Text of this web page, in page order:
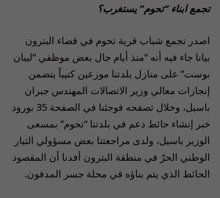
تجمع ابناء “تحوم” يستغرب؟
اصدر تجمع شباب قرية تحوم في قضاء البترون
بيانا جاء فيه أنه “منذ أيام جال بعض موظفي “ليبان
بوست” على منازل بلدتنا موزعين كتيباً يتضمن
إنجازات معالي وزير الاتصالات المهندس جبران
باسيل، وخلال تصفحه فوجئنا في الصفحة 35 بورود
خبر إنشاء حائط دعم في بلدتنا “تحوم” بمسعى
الوزير باسيل، ولدى مراجعتنا بعض مسؤولي التيار
الوطني الحرّ في منطقة البترون أفدنا أن المقصود
الحائط الذي يتم بناؤه في محلة جسر المدفون.